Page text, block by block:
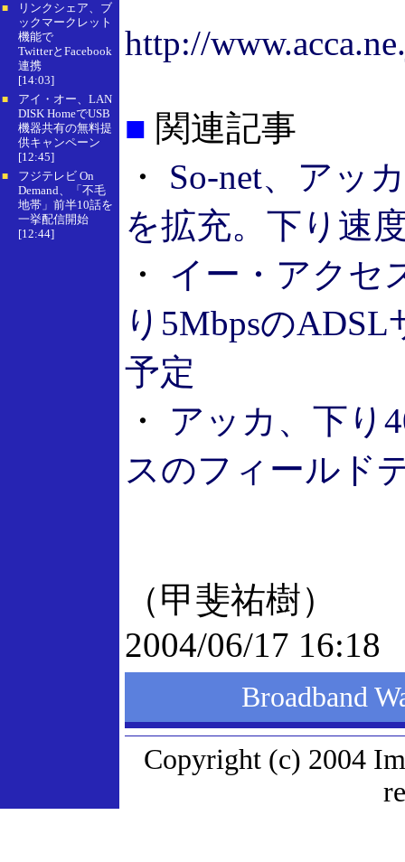
■
リンクシェア、ブ
ックマークレット
機能で
TwitterとFacebook
連携
[14:03]
■
アイ・オー、LAN
DISK HomeでUSB
機器共有の無料提
供キャンペーン
[12:45]
■
フジテレビ On
Demand、「不毛
地帯」前半10話を
一挙配信開始
[12:44]
http://
■ 関連記事
・ So-net、アッ
を拡充。下り速
・ イー・アクセ
り5Mbpsの
予定
・ アッカ、下り
スのフィールド
（甲斐祐樹）
2004/06/17 16:18
Broadband
Copyright (c) 2004